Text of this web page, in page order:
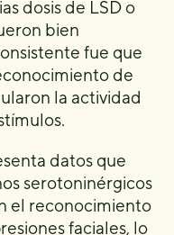
dosis de LSD o
bien
fue que
de
la actividad
datos que
serotoninérgicos
el reconocimiento
faciales, lo